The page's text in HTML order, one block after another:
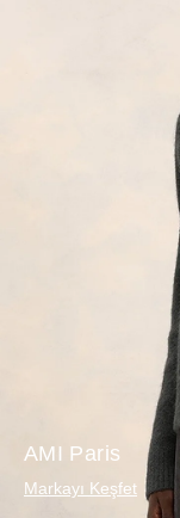
AMI Paris
Markayı Keşfet